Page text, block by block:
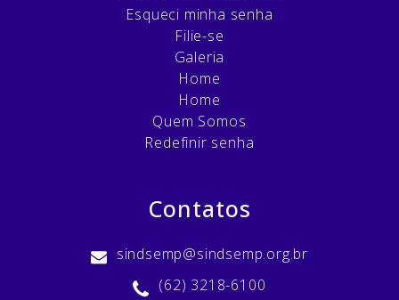
Esqueci minha senha
Filie-se
Galeria
Home
Home
Quem Somos
Redefinir senha
Contatos
sindsemp@sindsemp.org.br
(62) 3218-6100